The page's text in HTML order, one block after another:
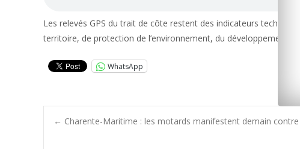
Les relevés GPS du trait de côte restent des indicateurs
territoire, de protection de l’environnement, du développement
WhatsApp
Post
← Charente-Maritime : les motards manifestent demain